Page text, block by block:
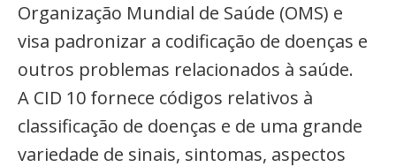
Organização Mundial de Saúde (OMS) e
visa padronizar a codificação de doenças e
outros problemas relacionados à saúde.
A CID 10 fornece códigos relativos à
classificação de doenças e de uma grande
variedade de sinais, sintomas, aspectos